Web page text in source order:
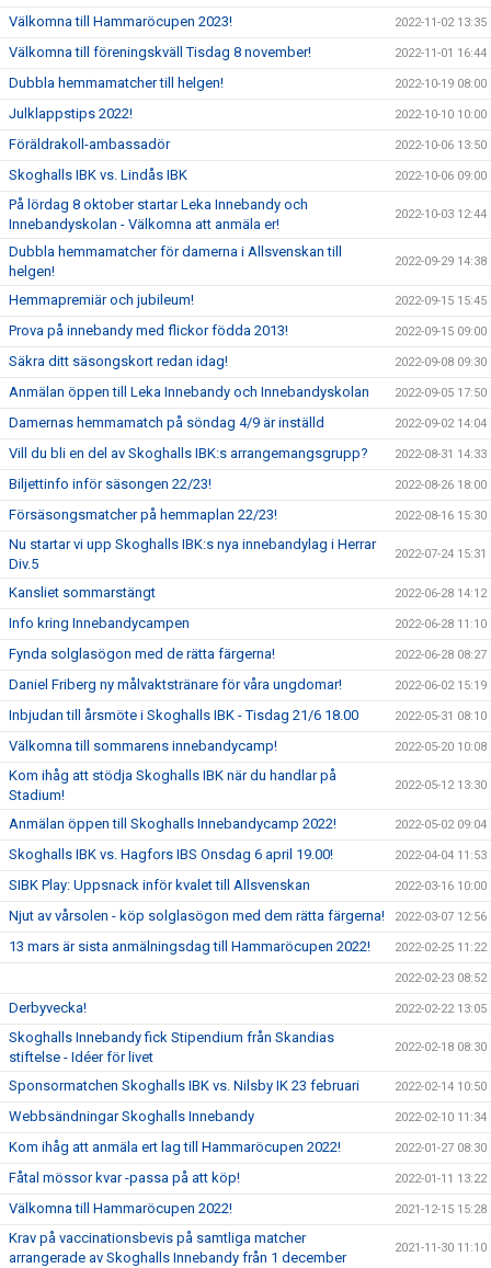
Välkomna till Hammaröcupen 2023! 2022-11-02 13:35
Välkomna till föreningskväll Tisdag 8 november! 2022-11-01 16:44
Dubbla hemmamatcher till helgen! 2022-10-19 08:00
Julklappstips 2022! 2022-10-10 10:00
Föräldrakoll-ambassadör 2022-10-06 13:50
Skoghalls IBK vs. Lindås IBK 2022-10-06 09:00
På lördag 8 oktober startar Leka Innebandy och
Innebandyskolan - Välkomna att anmäla er!
2022-10-03 12:44
Dubbla hemmamatcher för damerna i Allsvenskan till
helgen!
2022-09-29 14:38
Hemmapremiär och jubileum! 2022-09-15 15:45
Prova på innebandy med flickor födda 2013! 2022-09-15 09:00
Säkra ditt säsongskort redan idag! 2022-09-08 09:30
Anmälan öppen till Leka Innebandy och Innebandyskolan 2022-09-05 17:50
Damernas hemmamatch på söndag 4/9 är inställd 2022-09-02 14:04
Vill du bli en del av Skoghalls IBK:s arrangemangsgrupp? 2022-08-31 14:33
Biljettinfo inför säsongen 22/23! 2022-08-26 18:00
Försäsongsmatcher på hemmaplan 22/23! 2022-08-16 15:30
Nu startar vi upp Skoghalls IBK:s nya innebandylag i Herrar
Div.5
2022-07-24 15:31
Kansliet sommarstängt 2022-06-28 14:12
Info kring Innebandycampen 2022-06-28 11:10
Fynda solglasögon med de rätta färgerna! 2022-06-28 08:27
Daniel Friberg ny målvaktstränare för våra ungdomar! 2022-06-02 15:19
Inbjudan till årsmöte i Skoghalls IBK - Tisdag 21/6 18.00 2022-05-31 08:10
Välkomna till sommarens innebandycamp! 2022-05-20 10:08
Kom ihåg att stödja Skoghalls IBK när du handlar på
Stadium!
2022-05-12 13:30
Anmälan öppen till Skoghalls Innebandycamp 2022! 2022-05-02 09:04
Skoghalls IBK vs. Hagfors IBS Onsdag 6 april 19.00! 2022-04-04 11:53
SIBK Play: Uppsnack inför kvalet till Allsvenskan 2022-03-16 10:00
Njut av vårsolen - köp solglasögon med dem rätta färgerna! 2022-03-07 12:56
13 mars är sista anmälningsdag till Hammaröcupen 2022! 2022-02-25 11:22
2022-02-23 08:52
Derbyvecka! 2022-02-22 13:05
Skoghalls Innebandy fick Stipendium från Skandias
stiftelse - Idéer för livet
2022-02-18 08:30
Sponsormatchen Skoghalls IBK vs. Nilsby IK 23 februari 2022-02-14 10:50
Webbsändningar Skoghalls Innebandy 2022-02-10 11:34
Kom ihåg att anmäla ert lag till Hammaröcupen 2022! 2022-01-27 08:30
Fåtal mössor kvar -passa på att köp! 2022-01-11 13:22
Välkomna till Hammaröcupen 2022! 2021-12-15 15:28
Krav på vaccinationsbevis på samtliga matcher
arrangerade av Skoghalls Innebandy från 1 december
2021-11-30 11:10